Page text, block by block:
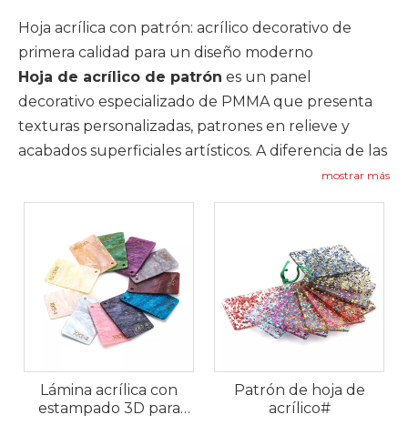
Hoja acrílica con patrón: acrílico decorativo de
primera calidad para un diseño moderno
Hoja de acrílico de patrón es un panel
decorativo especializado de PMMA que presenta
texturas personalizadas, patrones en relieve y
acabados superficiales artísticos. A diferencia de las
láminas acrílicas transparentes y de colores sólidos
comunes, el acrílico estampado combina una alta
y una estética visual única. Se ha convertido en un
material decorativo habitual para el diseño de
interiores de alta gama, exhibiciones comerciales,
decoración arquitectónica y fabricación de arte
personalizado, ampliamente favorecido por
diseñadores, fabricantes y contratistas de
ingeniería a nivel mundial.
mostrar más
Lámina acrílica con
estampado 3D para
Patrón de hoja de
acrílico#